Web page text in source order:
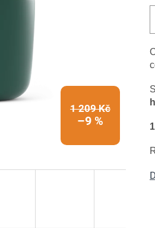
1 209 Kč
–9 %